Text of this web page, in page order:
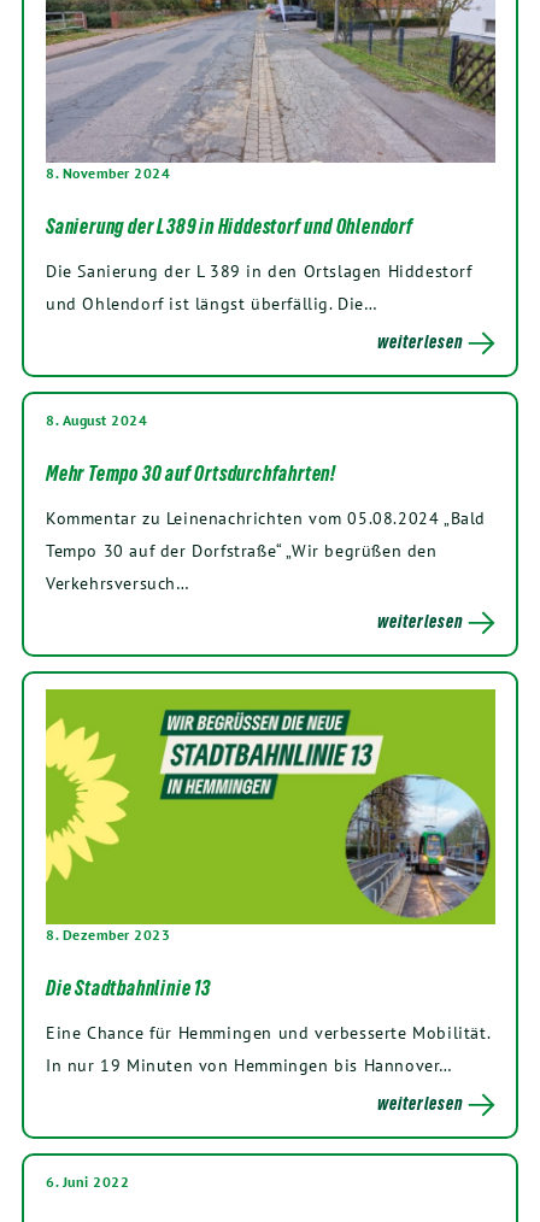
8. November 2024
Sanierung der L389 in Hiddestorf und Ohlendorf
Die Sanierung der L 389 in den Ortslagen Hiddestorf
und Ohlendorf ist längst überfällig. Die…
weiterlesen
8. August 2024
Mehr Tempo 30 auf Ortsdurchfahrten!
Kommentar zu Leinenachrichten vom 05.08.2024 „Bald
Tempo 30 auf der Dorfstraße“ „Wir begrüßen den
Verkehrsversuch…
weiterlesen
8. Dezember 2023
Die Stadtbahnlinie 13
Eine Chance für Hemmingen und verbesserte Mobilität.
In nur 19 Minuten von Hemmingen bis Hannover…
weiterlesen
6. Juni 2022